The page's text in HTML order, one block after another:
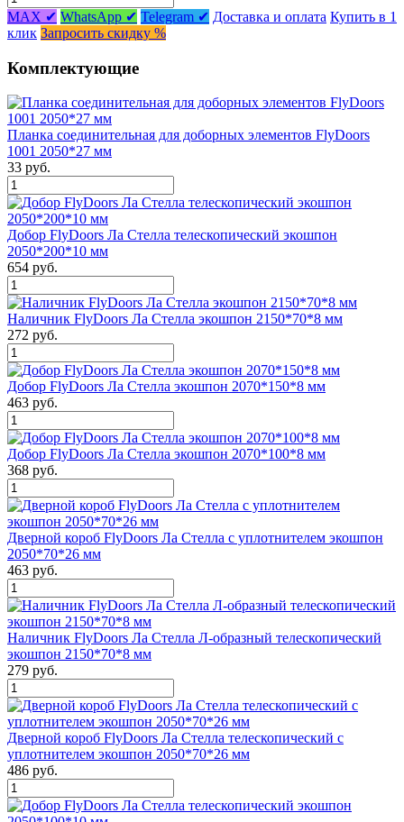
MAX ✔ WhatsApp ✔ Telegram ✔ Доставка и оплата Купить в 1
клик Запросить скидку %
Комплектующие
Планка соединительная для доборных элементов FlyDoors
1001 2050*27 мм
33 руб.
Добор FlyDoors Ла Стелла телескопический экошпон
2050*200*10 мм
654 руб.
Наличник FlyDoors Ла Стелла экошпон 2150*70*8 мм
272 руб.
Добор FlyDoors Ла Стелла экошпон 2070*150*8 мм
463 руб.
Добор FlyDoors Ла Стелла экошпон 2070*100*8 мм
368 руб.
Дверной короб FlyDoors Ла Стелла с уплотнителем экошпон
2050*70*26 мм
463 руб.
Наличник FlyDoors Ла Стелла Л-образный телескопический
экошпон 2150*70*8 мм
279 руб.
Дверной короб FlyDoors Ла Стелла телескопический с
уплотнителем экошпон 2050*70*26 мм
486 руб.